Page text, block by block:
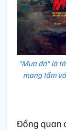
"Mưa đỏ" là
mang tầm
Đồng quan